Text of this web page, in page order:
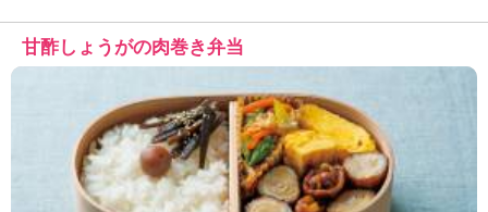
甘酢しょうがの肉巻き弁当